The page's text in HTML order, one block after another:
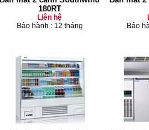
180RT
Liên hệ
Bảo hành : 12 tháng
Bảo